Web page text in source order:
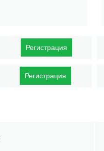
Регистрация
Регистрация